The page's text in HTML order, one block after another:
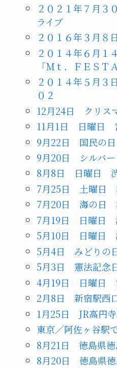
２０２１年７月
ライブ
２０１６年３月
２０１４年６月
「Ｍｔ．ＦＥＳＴ
２０１４年５月
０２
12月24日 クリス
11月1日 日曜日
9月22日 国民の
9月20日 シルバ
8月8日 日曜日
7月25日 土曜日
7月20日 海の日
7月19日 日曜日
5月10日 日曜日
5月4日 みどりの
5月3日 憲法記念
4月19日 日曜日
2月8日 新宿駅西
1月25日 JR高円寺
東京／阿佐ヶ谷駅
8月21日 徳島県
8月20日 徳島県